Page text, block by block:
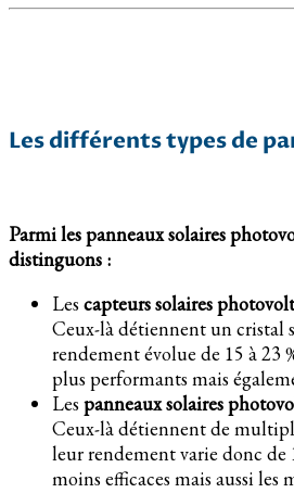
Les différents types de
Parmi les panneaux solaires
distinguons :
Les capteurs solaires
Ceux-là détiennent un cristal
rendement évolue de 15 à 23
plus performants mais
Les panneaux solaires
Ceux-là détiennent de
leur rendement varie donc de
moins efficaces mais aussi les